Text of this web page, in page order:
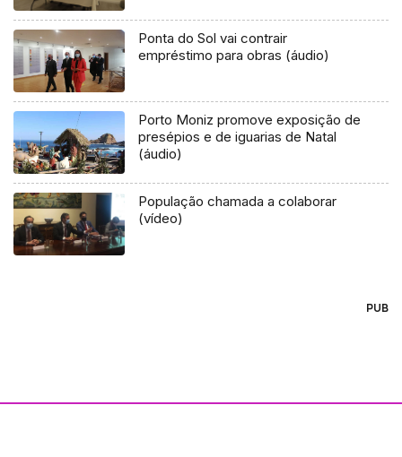
Ponta do Sol vai contrair
empréstimo para obras (áudio)
Porto Moniz promove exposição de
presépios e de iguarias de Natal
(áudio)
População chamada a colaborar
(vídeo)
PUB